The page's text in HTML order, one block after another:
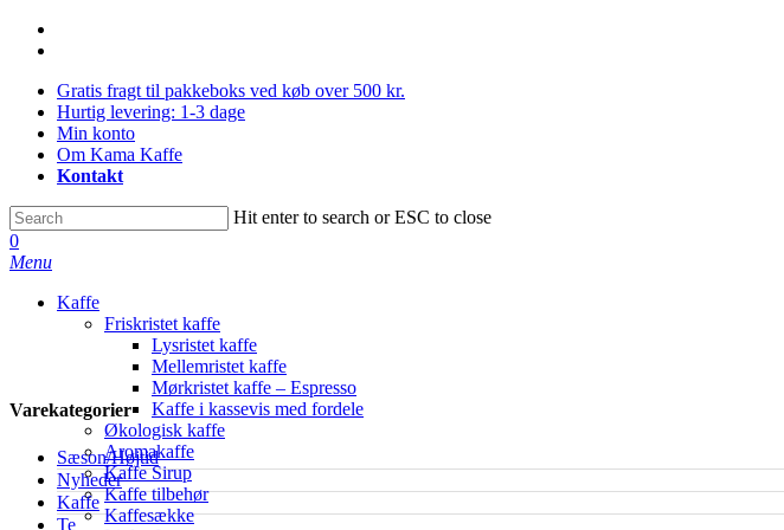
Skip
contentGratis fragt til pakkeboks ved køb over 500 kr.
Hurtig levering: 1-3 dage
Min konto
Om Kama Kaffe
Kontakt
Hit enter to search or ESC to close
Close
Search
0
Menu
Kaffe
Friskristet kaffe
Lysristet kaffe
Mellemristet kaffe
Mørkristet kaffe – Espresso
Kaffe i kassevis med fordele
Økologisk kaffe
Aromakaffe
Kaffe Sirup
Kaffe tilbehør
Kaffesække
Varekategorier
Sæson/Højtid
Nyheder
Kaffe
Te